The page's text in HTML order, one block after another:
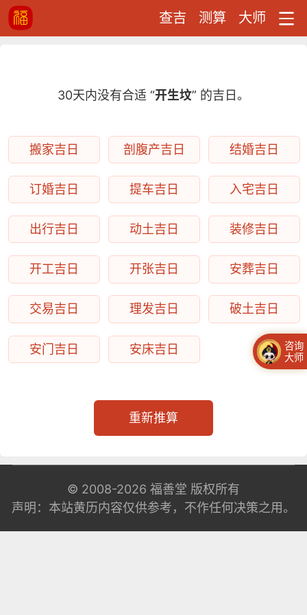
查吉 测算 大师
30天内没有合适 “开生坟” 的吉日。
搬家吉日 剖腹产吉日 结婚吉日
订婚吉日 提车吉日 入宅吉日
出行吉日 动土吉日 装修吉日
开工吉日 开张吉日 安葬吉日
交易吉日 理发吉日 破土吉日
安门吉日 安床吉日
重新推算
© 2008-2026 福善堂 版权所有
声明：本站黄历内容仅供参考，不作任何决策之用。
咨询
大师